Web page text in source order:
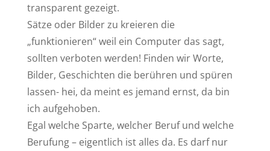
transparent gezeigt.
Sätze oder Bilder zu kreieren die
„funktionieren“ weil ein Computer das sagt,
sollten verboten werden! Finden wir Worte,
Bilder, Geschichten die berühren und spüren
lassen- hei, da meint es jemand ernst, da bin
ich aufgehoben.
Egal welche Sparte, welcher Beruf und welche
Berufung – eigentlich ist alles da. Es darf nur